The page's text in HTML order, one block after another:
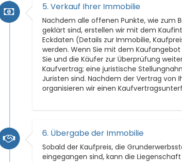
5. Verkauf Ihrer Immobilie
Nachdem alle offenen Punkte, wie zum
geklärt sind, erstellen wir mit dem
Eckdaten (Details zur Immobilie,
werden. Wenn Sie mit dem
Sie und die Käufer zur Überprüfung
Kaufvertrag; eine juristische
Juristen sind. Nachdem der Vertrag
organisieren wir einen
6. Übergabe der Immobilie
Sobald der Kaufpreis, die
eingegangen sind, kann die